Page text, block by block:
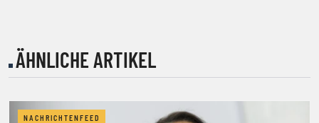
ÄHNLICHE ARTIKEL
NACHRICHTENFEED